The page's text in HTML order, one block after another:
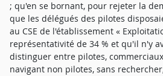
; qu'en se bornant, pour rejeter la
que les délégués des pilotes
au CSE de l'établissement «
représentativité de 34 % et qu'il n'y
distinguer entre pilotes,
navigant non pilotes, sans